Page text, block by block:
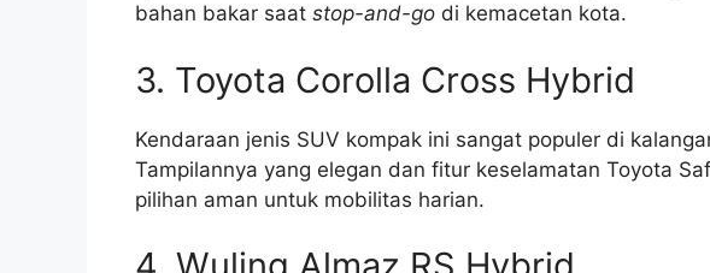
bahan bakar saat stop-and-go di kemacetan kota.
3. Toyota Corolla Cross Hybrid
Kendaraan jenis SUV kompak ini sangat populer di
Tampilannya yang elegan dan fitur keselamatan Toyota
pilihan aman untuk mobilitas harian.